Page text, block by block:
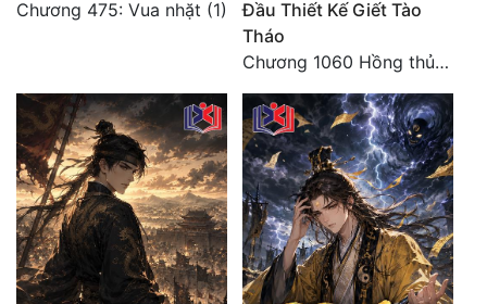
Sủng
Thanh Xuân
Tiên Hiệp
Tiểu Thuyết
Chương 475: Vua nhặt (1)
Đầu Thiết Kế Giết Tào
Tháo
Chương 1060 Hồng thủy ngập trời, thời khắc tuyệt vọng (2/2)